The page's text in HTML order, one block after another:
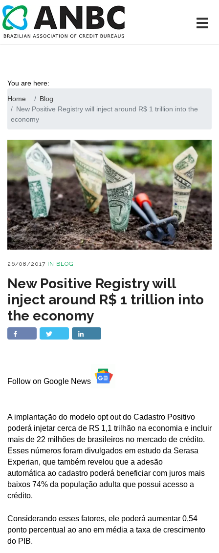
You are here:
Home
Blog
New Positive Registry will inject around R$ 1 trillion into the
economy
26/08/2017 IN BLOG
New Positive Registry will
inject around R$ 1 trillion into
the economy
Follow on Google News
A implantação do modelo opt out do Cadastro Positivo
poderá injetar cerca de R$ 1,1 trilhão na economia e incluir
mais de 22 milhões de brasileiros no mercado de crédito.
Esses números foram divulgados em estudo da Serasa
Experian, que também revelou que a adesão
automática ao cadastro poderá beneficiar com juros mais
baixos 74% da população adulta que possui acesso a
crédito.
Considerando esses fatores, ele poderá aumentar 0,54
ponto percentual ao ano em média a taxa de crescimento
do PIB.